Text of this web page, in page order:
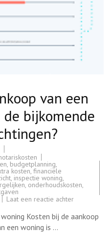
van een
bijkomende
, budgetplanning,
kosten,financiële
, inspectie woning,
, onderhoudskosten,
Laat een reactie achterop
de
Kosten bij de aankoop
een woning is …